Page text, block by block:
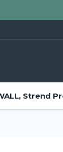
Strend